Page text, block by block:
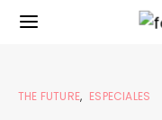
THE FUTURE ESPECIALES